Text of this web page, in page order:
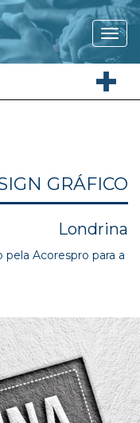
GRÁFICO
Londrina
Acorespro para a